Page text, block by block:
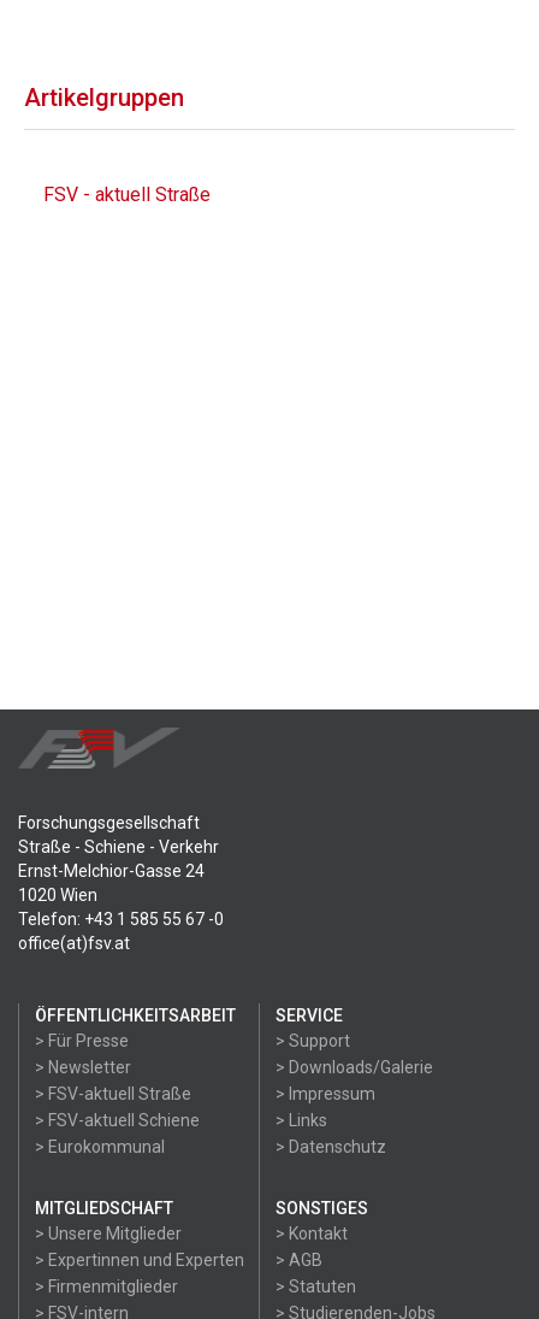
Artikelgruppen
FSV - aktuell Straße
Forschungsgesellschaft
Straße - Schiene - Verkehr
Ernst-Melchior-Gasse 24
1020 Wien
Telefon: +43 1 585 55 67 -0
office(at)fsv.at
ÖFFENTLICHKEITSARBEIT
> Für Presse
> Newsletter
> FSV-aktuell Straße
> FSV-aktuell Schiene
> Eurokommunal
SERVICE
> Support
> Downloads/Galerie
> Impressum
> Links
> Datenschutz
MITGLIEDSCHAFT
> Unsere Mitglieder
> Expertinnen und Experten
> Firmenmitglieder
> FSV-intern
SONSTIGES
> Kontakt
> AGB
> Statuten
> Studierenden-Jobs